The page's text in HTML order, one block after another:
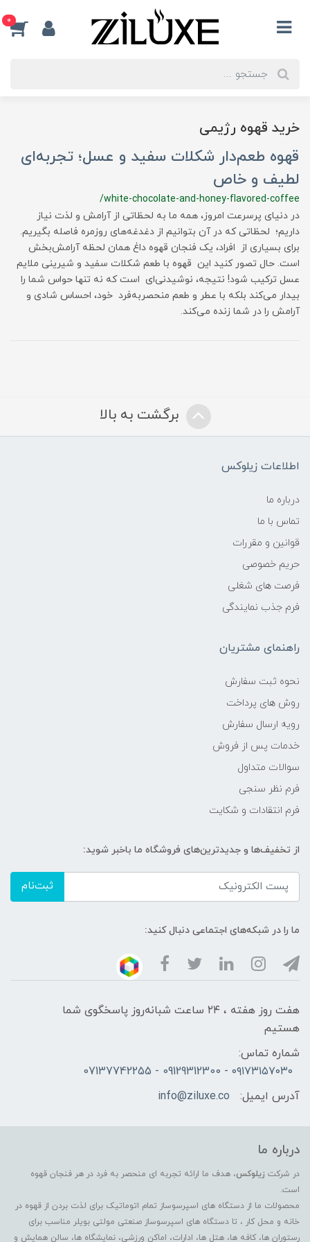
0
خرید قهوه رژیمی
قهوه طعم‌دار شکلات سفید و عسل؛ تجربه‌ای
لطیف و خاص
/white-chocolate-and-honey-flavored-coffee
در دنیای پرسرعت امروز، همه ما به لحظاتی از آرامش و لذت نیاز
داریم؛ لحظاتی که در آن بتوانیم از دغدغه‌های روزمره فاصله بگیریم.
برای بسیاری از افراد، یک فنجان قهوه داغ همان لحظه آرامش‌بخش
است. حال تصور کنید این قهوه با طعم شکلات سفید و شیرینی ملایم
عسل ترکیب شود! نتیجه، نوشیدنی‌ای است که نه تنها حواس شما را
بیدار می‌کند بلکه با عطر و طعم منحصربه‌فرد خود، احساس شادی و
آرامش را در شما زنده می‌کند.
برگشت به بالا
اطلاعات زیلوکس
درباره ما
تماس با ما
قوانین و مقررات
حریم خصوصی
فرصت های شغلی
فرم جذب نمایندگی
راهنمای مشتریان
نحوه ثبت سفارش
روش های پرداخت
رویه ارسال سفارش
خدمات پس از فروش
سوالات متداول
فرم نظر سنجی
فرم انتقادات و شکایت
از تخفیف‌ها و جدیدترین‌های فروشگاه ما باخبر شوید:
ثبت‌نام
ما را در شبکه‌های اجتماعی دنبال کنید:
هفت روز هفته ، ۲۴ ساعت شبانه‌روز پاسخگوی شما
هستیم
شماره تماس:
۰۹۱۷۳۱۵۷۰۳۰ - 09129312300 - 07137742255
آدرس ایمیل:
info@ziluxe.co
درباره ما
در شرکت زیلوکس، هدف ما ارائه تجربه ای منحصر به فرد در هر فنجان قهوه
است.
محصولات ما از دستگاه های اسپرسوساز تمام اتوماتیک برای لذت بردن از قهوه در
خانه و محل کار ، تا دستگاه های اسپرسوساز صنعتی مولتی بویلر مناسب برای
رستوران ها، کافه ها، هتل ها، ادارات، اماکن ورزشی، نمایشگاه ها، سالن همایش و